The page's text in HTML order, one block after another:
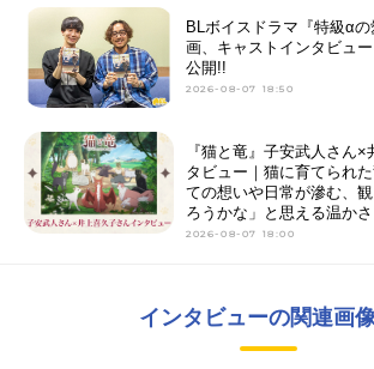
BLボイスドラマ『特級α
画、キャストインタビュ
公開!!
2026-08-07 18:50
『猫と竜』子安武人さん
タビュー｜猫に育てられ
ての想いや日常が滲む、
ろうかな」と思える温かさ
2026-08-07 18:00
インタビューの関連画